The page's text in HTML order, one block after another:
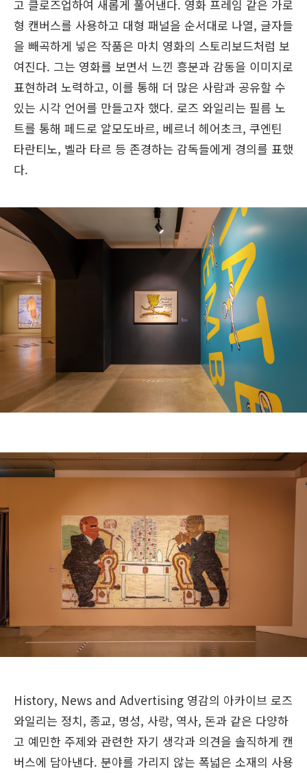
고 클로즈업하여 새롭게 풀어낸다. 영화 프레임 같은 가로
형 캔버스를 사용하고 대형 패널을 순서대로 나열, 글자들
을 빼곡하게 넣은 작품은 마치 영화의 스토리보드처럼 보
여진다. 그는 영화를 보면서 느낀 흥분과 감동을 이미지로
표현하려 노력하고, 이를 통해 더 많은 사람과 공유할 수
있는 시각 언어를 만들고자 했다. 로즈 와일리는 필름 노
트를 통해 페드로 알모도바르, 베르너 헤어초크, 쿠엔틴
타란티노, 벨라 타르 등 존경하는 감독들에게 경의를 표했
다.
History, News and Advertising 영감의 아카이브 로즈
와일리는 정치, 종교, 명성, 사랑, 역사, 돈과 같은 다양하
고 예민한 주제와 관련한 자기 생각과 의견을 솔직하게 캔
버스에 담아낸다. 분야를 가리지 않는 폭넓은 소재의 사용